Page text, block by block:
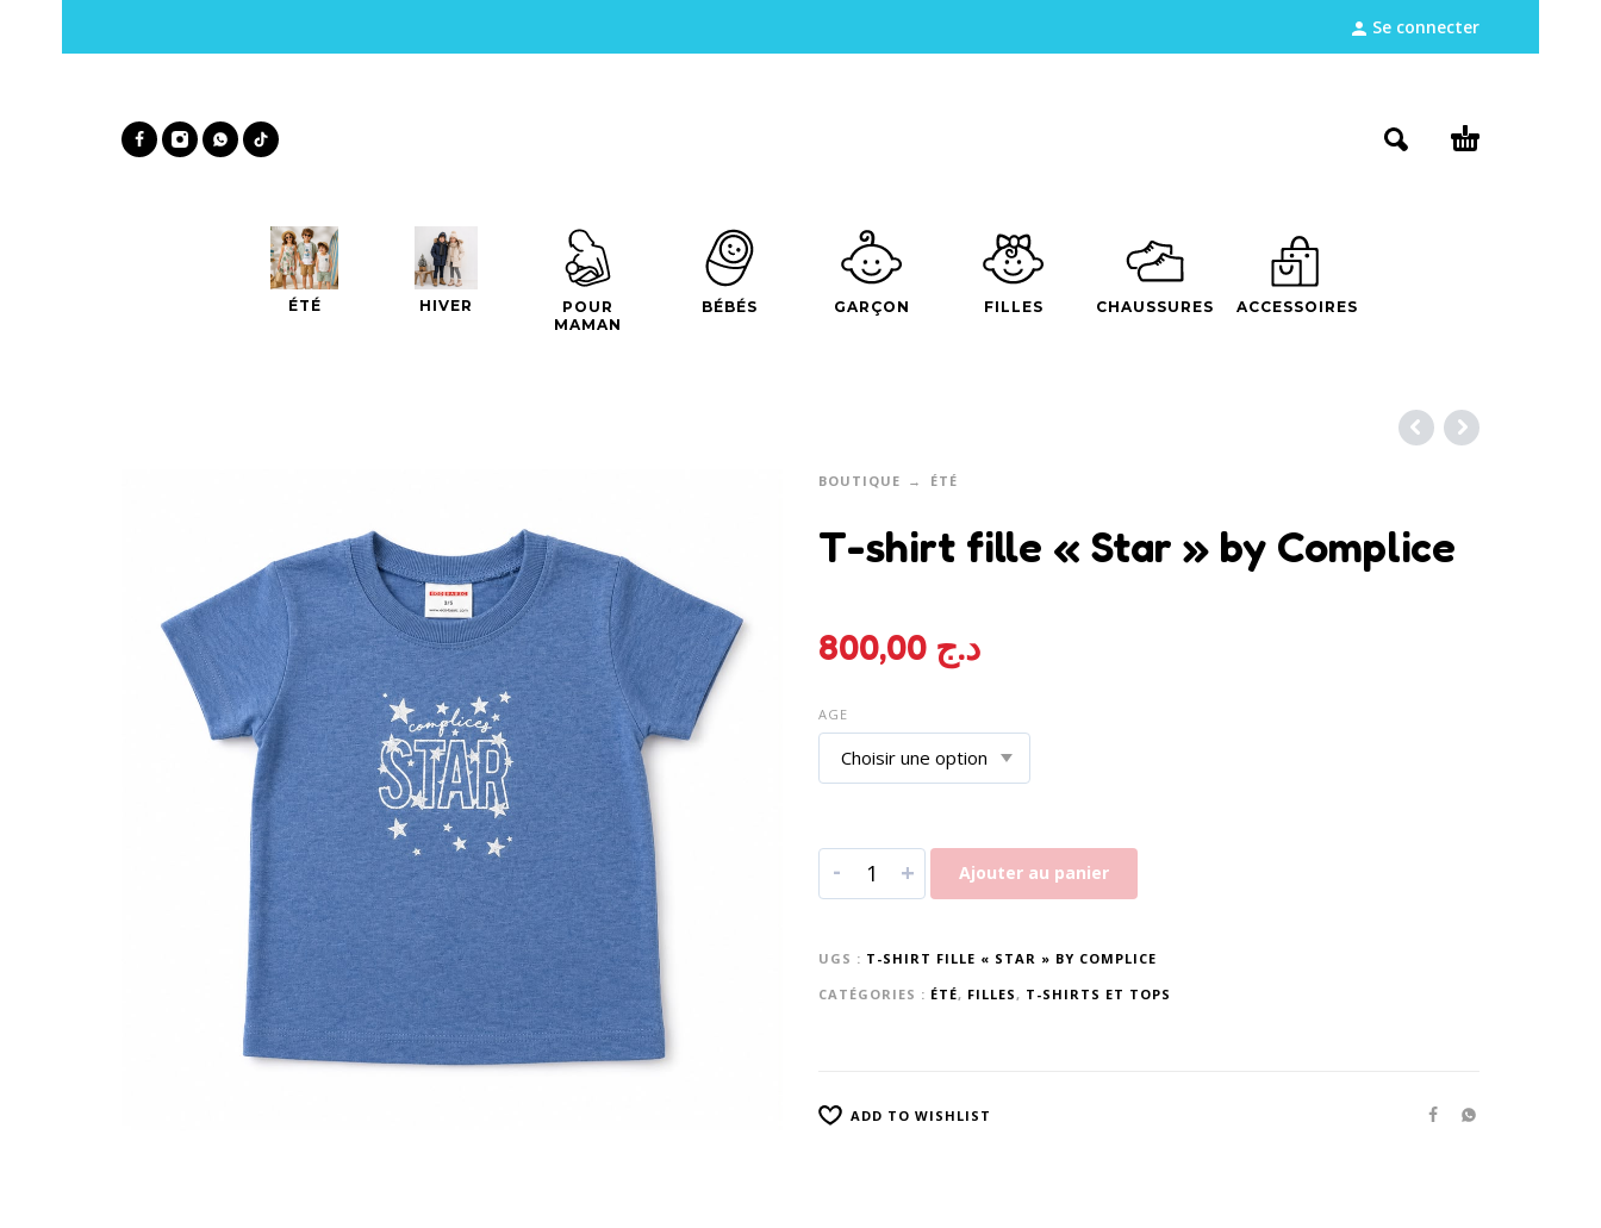
Se connecter
ÉTÉ HIVER
POUR
MAMAN
BÉBÉS GARÇON FILLES CHAUSSURES ACCESSOIRES
BOUTIQUE ÉTÉ
T-shirt fille « Star » by Complice
د.ج
AGE
- + Ajouter au panier
UGS : T-SHIRT FILLE « STAR » BY COMPLICE
CATÉGORIES : ÉTÉ, FILLES , T-SHIRTS ET TOPS
ADD TO WISHLIST